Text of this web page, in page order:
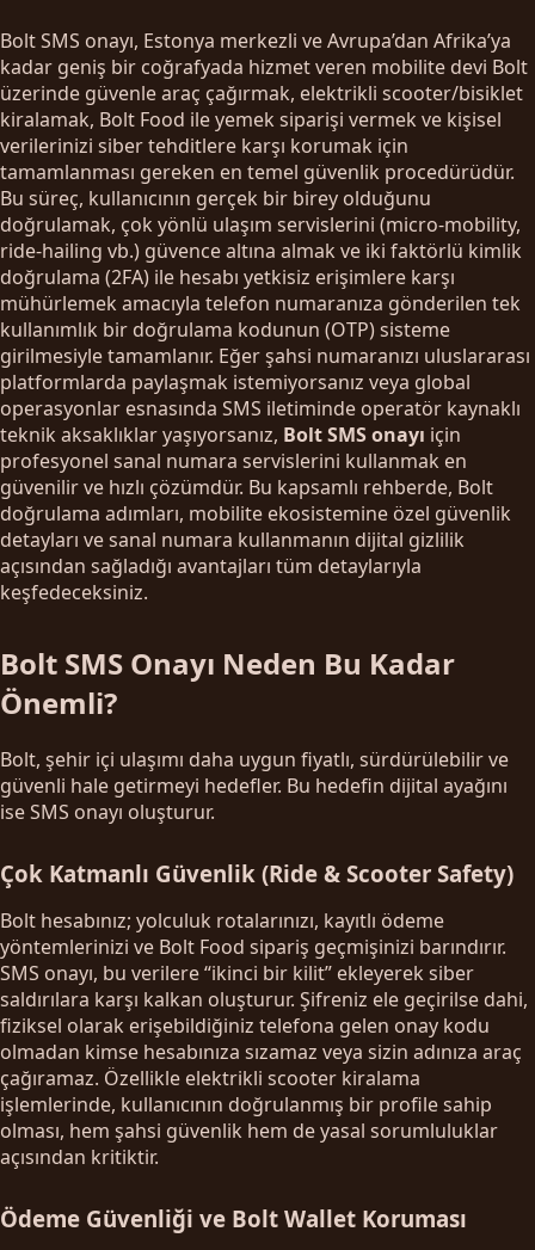
Bolt SMS onayı, Estonya merkezli ve Avrupa’dan Afrika’ya
kadar geniş bir coğrafyada hizmet veren mobilite devi Bolt
üzerinde güvenle araç çağırmak, elektrikli scooter/bisiklet
kiralamak, Bolt Food ile yemek siparişi vermek ve kişisel
verilerinizi siber tehditlere karşı korumak için
tamamlanması gereken en temel güvenlik procedürüdür.
Bu süreç, kullanıcının gerçek bir birey olduğunu
doğrulamak, çok yönlü ulaşım servislerini (micro-mobility,
ride-hailing vb.) güvence altına almak ve iki faktörlü kimlik
doğrulama (2FA) ile hesabı yetkisiz erişimlere karşı
mühürlemek amacıyla telefon numaranıza gönderilen tek
kullanımlık bir doğrulama kodunun (OTP) sisteme
girilmesiyle tamamlanır. Eğer şahsi numaranızı uluslararası
platformlarda paylaşmak istemiyorsanız veya global
operasyonlar esnasında SMS iletiminde operatör kaynaklı
teknik aksaklıklar yaşıyorsanız, Bolt SMS onayı için
profesyonel sanal numara servislerini kullanmak en
güvenilir ve hızlı çözümdür. Bu kapsamlı rehberde, Bolt
doğrulama adımları, mobilite ekosistemine özel güvenlik
detayları ve sanal numara kullanmanın dijital gizlilik
açısından sağladığı avantajları tüm detaylarıyla
keşfedeceksiniz.
Bolt SMS Onayı Neden Bu Kadar
Önemli?
Bolt, şehir içi ulaşımı daha uygun fiyatlı, sürdürülebilir ve
güvenli hale getirmeyi hedefler. Bu hedefin dijital ayağını
ise SMS onayı oluşturur.
Çok Katmanlı Güvenlik (Ride & Scooter Safety)
Bolt hesabınız; yolculuk rotalarınızı, kayıtlı ödeme
yöntemlerinizi ve Bolt Food sipariş geçmişinizi barındırır.
SMS onayı, bu verilere “ikinci bir kilit” ekleyerek siber
saldırılara karşı kalkan oluşturur. Şifreniz ele geçirilse dahi,
fiziksel olarak erişebildiğiniz telefona gelen onay kodu
olmadan kimse hesabınıza sızamaz veya sizin adınıza araç
çağıramaz. Özellikle elektrikli scooter kiralama
işlemlerinde, kullanıcının doğrulanmış bir profile sahip
olması, hem şahsi güvenlik hem de yasal sorumluluklar
açısından kritiktir.
Ödeme Güvenliği ve Bolt Wallet Koruması